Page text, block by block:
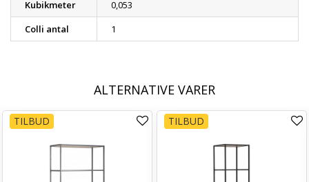
Kubikmeter
0,053
Colli antal
1
ALTERNATIVE VARER
TILBUD TILBUD